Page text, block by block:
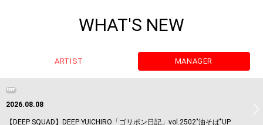
WHAT'S NEW
ARTIST MANAGER
DEEP
2026.08.08
【DEEP SQUAD】DEEP YUICHIRO「ゴリポン日記」vol.2502"油そば"UP